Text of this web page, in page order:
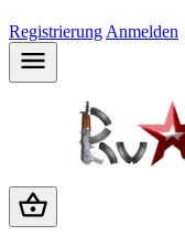
Registrierung Anmelden